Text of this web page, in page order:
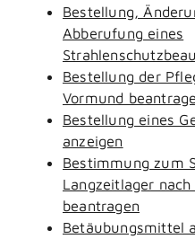
Bestellung,
Abberufung eines
Bestellung der
Vormund
Bestellung eines
anzeigen
Bestimmung zum
Langzeitlager
beantragen
Betäubungsmittel